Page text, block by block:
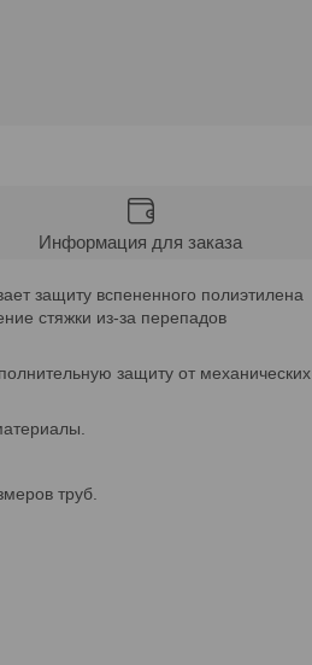
Информация для заказа
защиту вспененного полиэтилена
стяжки из-за перепадов
защиту от механических
труб.